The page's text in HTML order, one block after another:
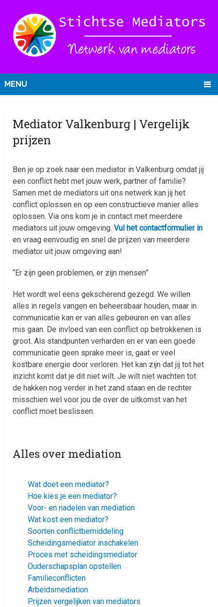
MENU
Mediator Valkenburg | Vergelijk
prijzen
Ben je op zoek naar een mediator in Valkenburg omdat jij
een conflict hebt met jouw werk, partner of familie?
Samen met de mediators uit ons netwerk kan jij het
conflict oplossen en op een constructieve manier alles
oplossen. Via ons kom je in contact met meerdere
mediators uit jouw omgeving.Vul het contactformulier in
en vraag eenvoudig en snel de prijzen van meerdere
mediator uit jouw omgeving aan!
“Er zijn geen problemen, er zijn mensen”
Het wordt wel eens gekscherend gezegd. We willen
alles in regels vangen en beheersbaar houden, maar in
communicatie kan er van alles gebeuren en van alles
mis gaan. De invloed van een conflict op betrokkenen is
groot. Als standpunten verharden en er van een goede
communicatie geen sprake meer is, gaat er veel
kostbare energie door verloren. Het kan zijn dat jij tot het
inzicht komt dat je dit niet wilt. Je wilt niet wachten tot
de hakken nog verder in het zand staan en de rechter
misschien wel voor jou de over de uitkomst van het
conflict moet beslissen.
Alles over mediation
Wat doet een mediator?
Hoe kies je een mediator?
Voor- en nadelen van mediation
Wat kost een mediator?
Soorten conflictbemiddeling
Scheidingsmediator inschakelen
Proces met scheidingsmediator
Ouderschapsplan opstellen
Familieconflicten
Arbeidsmediation
Prijzen vergelijken van mediators